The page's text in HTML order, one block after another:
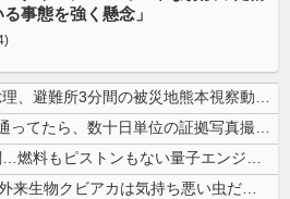
事態を強く懸念」
【悲報】共同通信「高市総理、避難所3分間の被災地熊本視察動画に批判！」...
体調不良で休んでパチ●コ通ってたら、数十日単位の証拠写真撮られて会社ク...
世界初の超伝導量子熱機関…燃料もピストンもない量子エンジンが回った！
【予算100万】市長「特定外来生物クビアカは気持ち悪い虫だしそんな需要...